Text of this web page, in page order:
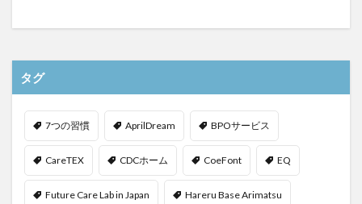
タグ
7つの習慣 AprilDream BPOサービス
CareTEX CDCホーム CoeFont EQ
Future Care Lab in Japan Hareru Base Arimatsu